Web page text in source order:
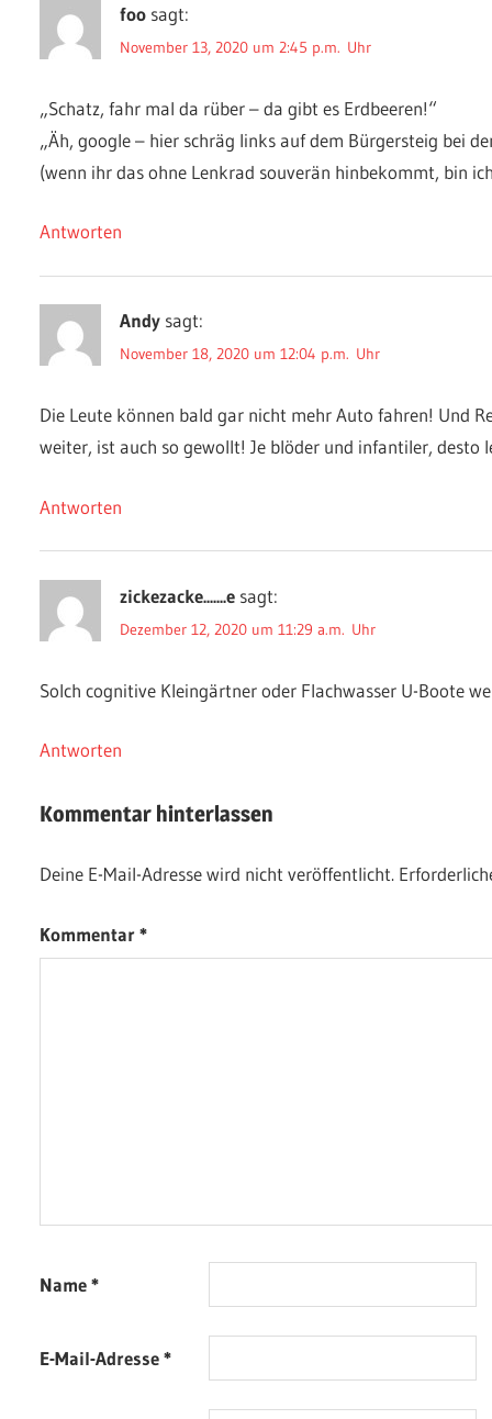
foo sagt:
November 13, 2020 um 2:45 p.m. Uhr
„Schatz, fahr mal da rüber – da gibt es Erdbeeren!“
„Äh, google – hier schräg links auf dem Bürgersteig bei
(wenn ihr das ohne Lenkrad souverän hinbekommt, bin
Antworten
Andy sagt:
November 18, 2020 um 12:04 p.m. Uhr
Die Leute können bald gar nicht mehr Auto fahren! Und
weiter, ist auch so gewollt! Je blöder und infantiler, desto
Antworten
zickezacke.......e sagt:
Dezember 12, 2020 um 11:29 a.m. Uhr
Solch cognitive Kleingärtner oder Flachwasser U-Boote
Antworten
Kommentar hinterlassen
Deine E-Mail-Adresse wird nicht veröffentlicht.
Kommentar*
Name*
E-Mail-Adresse*